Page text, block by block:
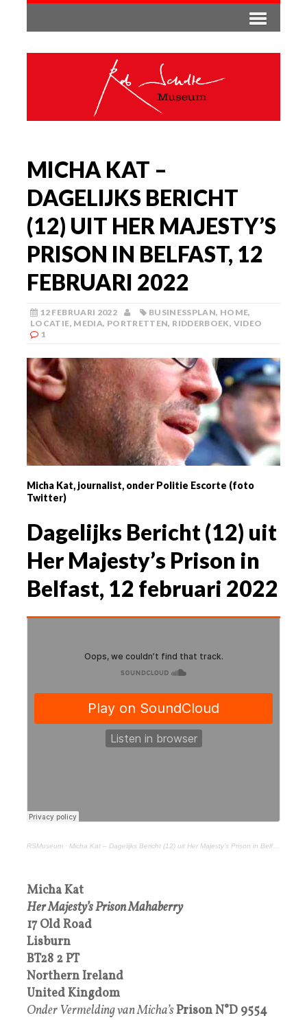
MICHA KAT –
DAGELIJKS BERICHT
(12) UIT HER MAJESTY’S
PRISON IN BELFAST, 12
FEBRUARI 2022
12 FEBRUARI 2022 BUSINESSPLAN, HOME,
LOCATIE, MEDIA, PORTRETTEN, RIDDERBOEK, VIDEO
1
Micha Kat, journalist, onder Politie Escorte (foto
Twitter)
Dagelijks Bericht (12) uit
Her Majesty’s Prison in
Belfast, 12 februari 2022
RSMuseum · Micha Kat – Dagelijks Bericht (12) uit Her Majesty’s Prison in Belfast, 12 februari 2022
Micha Kat
Her Majesty’s Prison Mahaberry
17 Old Road
Lisburn
BT28 2 PT
Northern Ireland
United Kingdom
Onder Vermelding van Micha’sPrisonN°D 9554